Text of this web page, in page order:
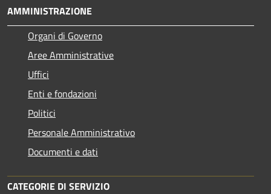
AMMINISTRAZIONE
Organi di Governo
Aree Amministrative
Uffici
Enti e fondazioni
Politici
Personale Amministrativo
Documenti e dati
CATEGORIE DI SERVIZIO